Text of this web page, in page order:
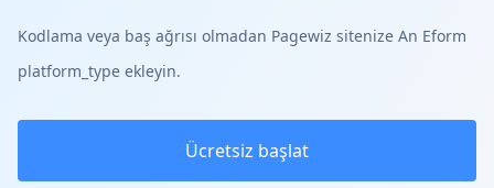
Kodlama veya baş ağrısı olmadan Pagewiz sitenize An Eform
platform_type ekleyin.
Ücretsiz başlat